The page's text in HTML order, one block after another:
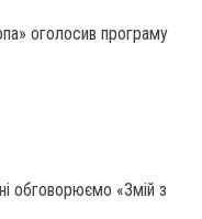
оголосив програму
обговорюємо «Змій з